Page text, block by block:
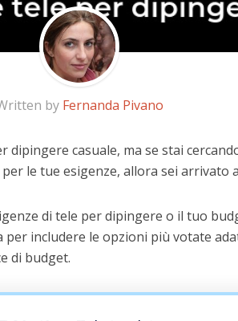
by Fernanda Pivano
casuale, ma se stai
le tue esigenze, allora sei arrivato
di tele per dipingere o il tuo
includere le opzioni più votate
di budget.